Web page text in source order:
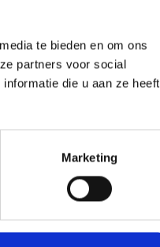
te bieden en om ons
partners voor social
die u aan ze heeft
Marketing